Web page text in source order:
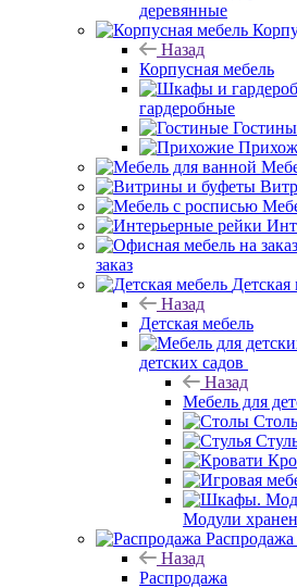
деревянные
Назад
Корпусная мебель
гардеробные
заказ
Детская
Назад
Детская мебель
детских садов
Назад
Мебель для
Модули
Распродажа
Назад
Распродажа